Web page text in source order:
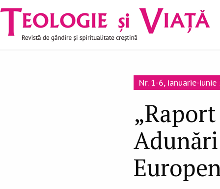
Mergi la conţinutul principal
Navigare
principală
Nr. 1-6, ianuarie-